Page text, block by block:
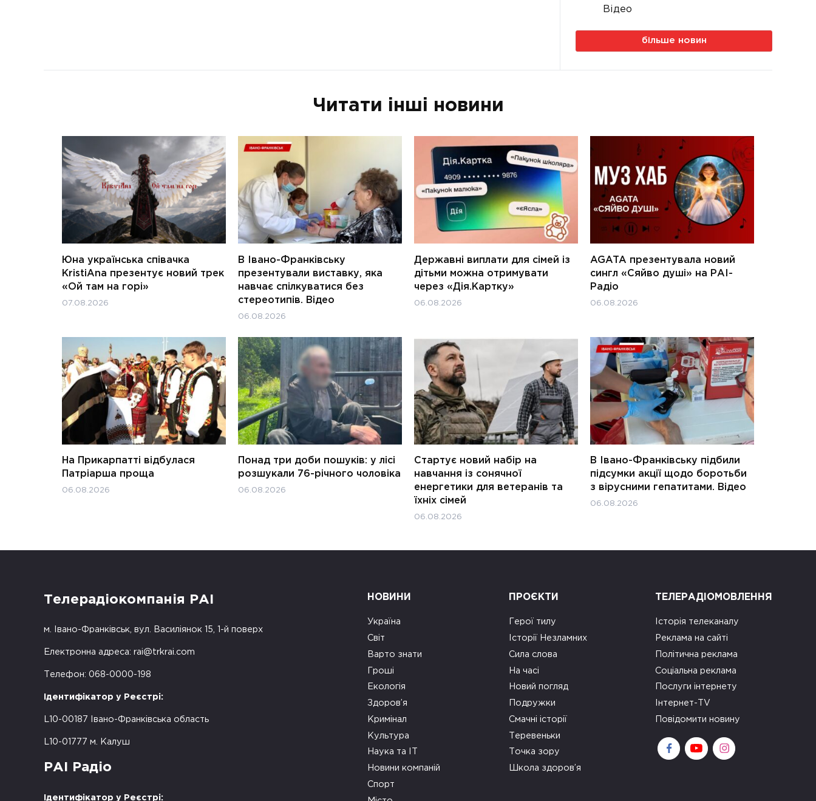
Відео
більше новин
Читати інші новини
Юна українська співачка
KristiAna презентує новий трек
«Ой там на горі»
07.08.2026
В Івано-Франківську
презентували виставку, яка
навчає спілкуватися без
стереотипів. Відео
06.08.2026
Державні виплати для сімей із
дітьми можна отримувати
через «Дія.Картку»
06.08.2026
AGATA презентувала новий
сингл «Сяйво душі» на РАІ-
Радіо
06.08.2026
На Прикарпатті відбулася
Патріарша проща
06.08.2026
Понад три доби пошуків: у лісі
розшукали 76-річного чоловіка
06.08.2026
Стартує новий набір на
навчання із сонячної
енергетики для ветеранів та
їхніх сімей
06.08.2026
В Івано-Франківську підбили
підсумки акції щодо боротьби
з вірусними гепатитами. Відео
06.08.2026
Телерадіокомпанія РАІ
м. Івано-Франківськ, вул. Василіянок 15, 1-й поверх
Електронна адреса: rai@trkrai.com
Телефон: 068-0000-198
Ідентифікатор у Реєстрі:
L10-00187 Івано-Франківська область
L10-01777 м. Калуш
РАІ Радіо
Ідентифікатор у Реєстрі:
НОВИНИ
Україна
Світ
Варто знати
Гроші
Екологія
Здоров’я
Кримінал
Культура
Наука та ІТ
Новини компаній
Спорт
ПРОЄКТИ
Герої тилу
Історії Незламних
Сила слова
На часі
Новий погляд
Подружки
Смачні історії
Теревеньки
Точка зору
Школа здоров’я
ТЕЛЕРАДІОМОВЛЕННЯ
Історія телеканалу
Реклама на сайті
Політична реклама
Соціальна реклама
Послуги інтернету
Інтернет-TV
Повідомити новину